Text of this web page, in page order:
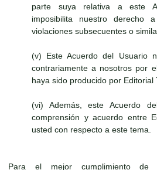
parte suya relativa a este
imposibilita nuestro derecho
violaciones subsecuentes o
(v) Este Acuerdo del Usuario
contrariamente a nosotros por
haya sido producido por Editorial
(vi) Además, este Acuerdo
comprensión y acuerdo entre
usted con respecto a este tema.
Para el mejor cumplimiento de